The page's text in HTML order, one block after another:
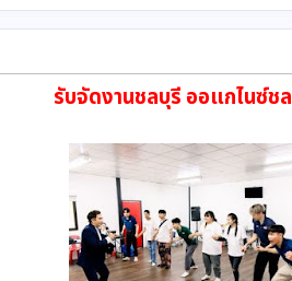
รับจัดงานชลบุรี ออแกไนซ์ช